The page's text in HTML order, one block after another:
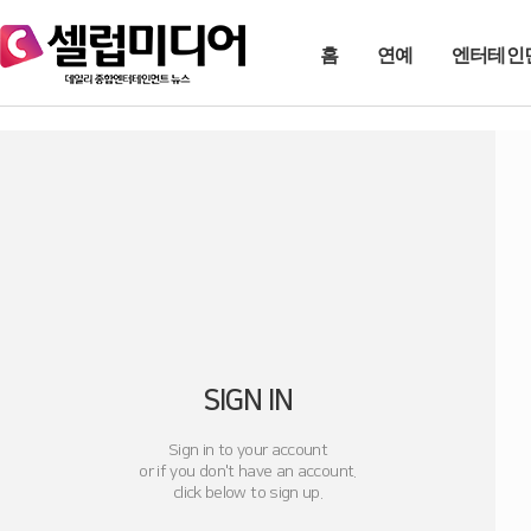
홈 연예 엔터테인
SIGN IN
Sign in to your account
or if you don't have an account.
click below to sign up.